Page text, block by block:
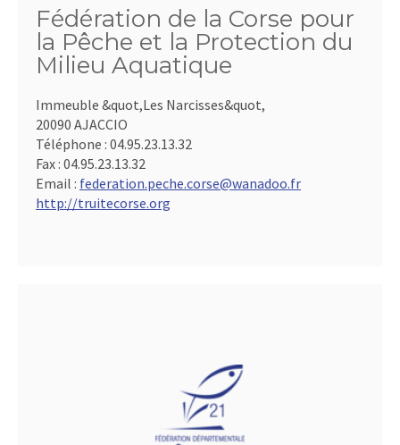
Fédération de la Corse pour
la Pêche et la Protection du
Milieu Aquatique
Immeuble &quot,Les Narcisses&quot,
20090 AJACCIO
Téléphone : 04.95.23.13.32
Fax : 04.95.23.13.32
Email : federation.peche.corse@wanadoo.fr
http://truitecorse.org